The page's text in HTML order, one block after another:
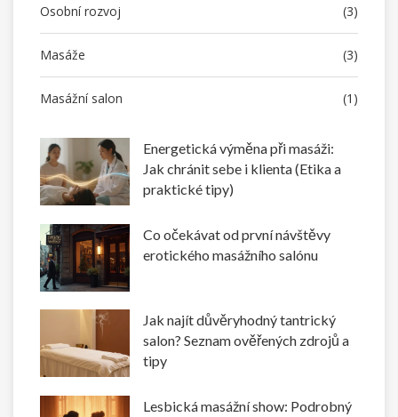
Osobní rozvoj (3)
Masáže (3)
Masážní salon (1)
Energetická výměna při masáži:
Jak chránit sebe i klienta (Etika a
praktické tipy)
Co očekávat od první návštěvy
erotického masážního salónu
Jak najít důvěryhodný tantrický
salon? Seznam ověřených zdrojů a
tipy
Lesbická masážní show: Podrobný